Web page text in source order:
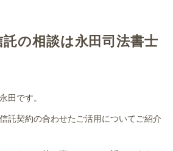
の相談は永田司法書士
田です。
託契約の合わせたご活用についてご紹介